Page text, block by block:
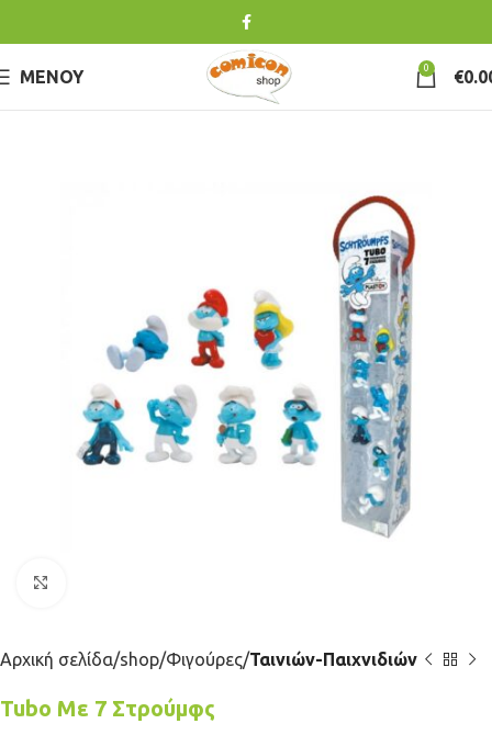
ΜΕΝΟΎ 0 €
Αρχική σελίδα shop Φιγούρες Ταινιών-Παιχνιδιών
Tubo Με 7 Στρούμφς